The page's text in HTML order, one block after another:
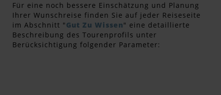
Für eine noch bessere Einschätzung und Planung
Ihrer Wunschreise finden Sie auf jeder Reiseseite
im Abschnitt "Gut Zu Wissen" eine detaillierte
Beschreibung des Tourenprofils unter
Berücksichtigung folgender Parameter: